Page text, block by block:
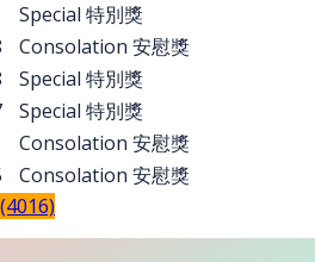
Special 特別獎
Consolation 安慰獎
Special 特別獎
Special 特別獎
Consolation 安慰獎
Consolation 安慰獎